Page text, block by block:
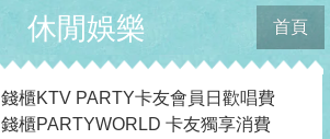
首頁
休閒娛樂
錢櫃KTV PARTY卡友會員日歡唱費
五折起
錢櫃PARTYWORLD 卡友獨享消費